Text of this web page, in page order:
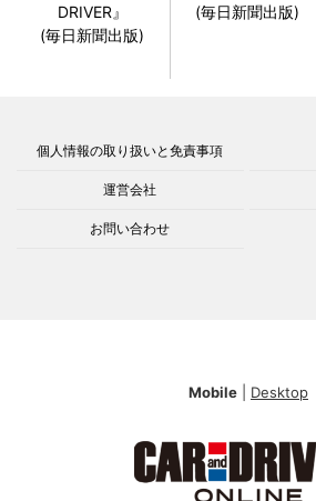
DRIVER』
(毎日新聞出版)
(毎日新聞出版)
個人情報の取り扱いと免責事項
運営会社
お問い合わせ
Mobile Desktop